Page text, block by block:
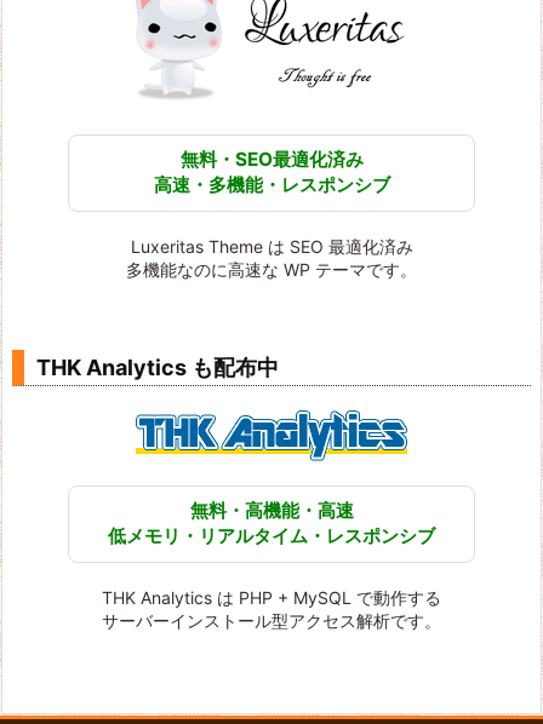
無料・SEO最適化済み
高速・多機能・レスポンシブ
Luxeritas Theme は SEO 最適化済み
多機能なのに高速な WP テーマです。
THK Analytics も配布中
無料・高機能・高速
低メモリ・リアルタイム・レスポンシブ
THK Analytics は PHP + MySQL で動作する
サーバーインストール型アクセス解析です。